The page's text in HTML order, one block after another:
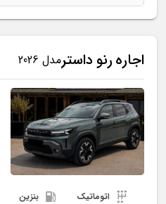
اجارهرنو داسترمدل 2026
اتوماتیک بنزین